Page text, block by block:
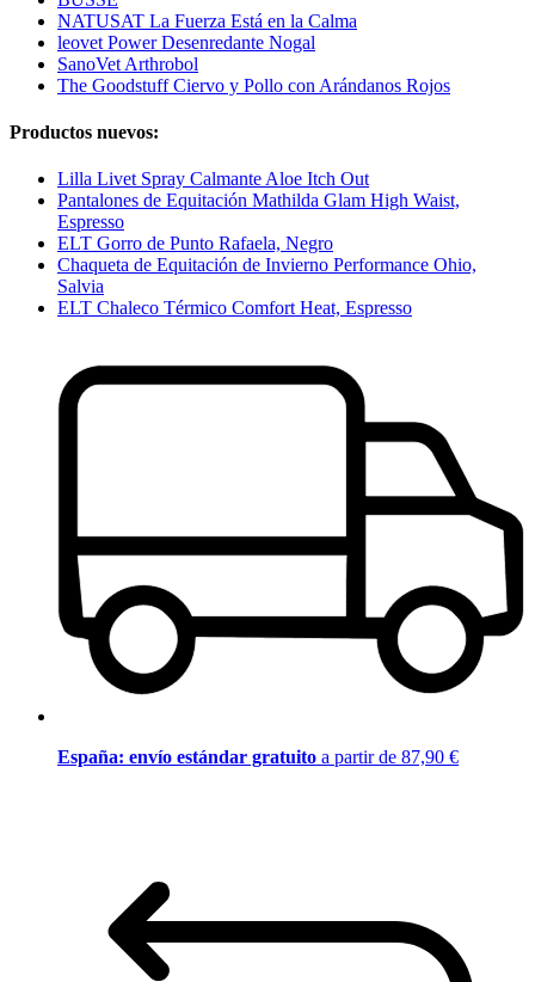
NATUSAT La Fuerza Está en la Calma
leovet Power Desenredante Nogal
SanoVet Arthrobol
The Goodstuff Ciervo y Pollo con Arándanos Rojos
Productos nuevos:
Lilla Livet Spray Calmante Aloe Itch Out
Pantalones de Equitación Mathilda Glam High Waist,
Espresso
ELT Gorro de Punto Rafaela, Negro
Chaqueta de Equitación de Invierno Performance Ohio,
Salvia
ELT Chaleco Térmico Comfort Heat, Espresso
España: envío estándar gratuito a partir de 87,90 €